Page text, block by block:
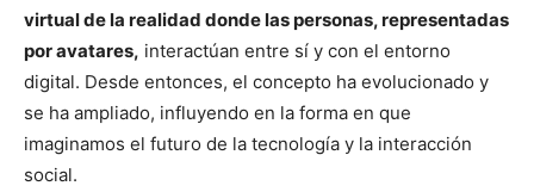
virtual de la realidad donde las personas, representadas
por avatares, interactúan entre sí y con el entorno
digital. Desde entonces, el concepto ha evolucionado y
se ha ampliado, influyendo en la forma en que
imaginamos el futuro de la tecnología y la interacción
social.